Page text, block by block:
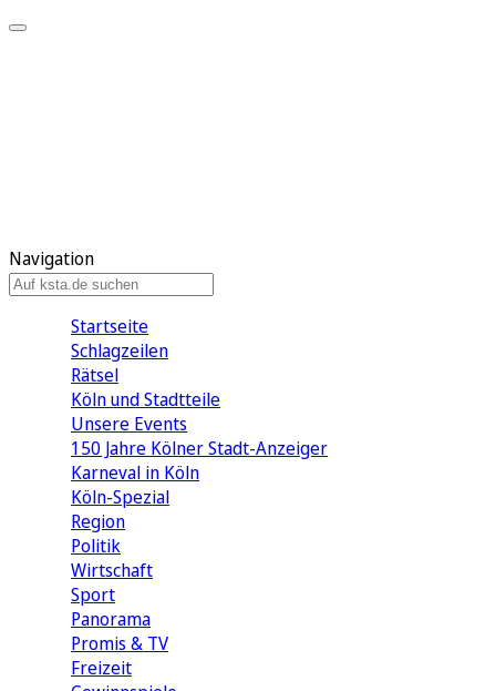
Navigation
Startseite
Schlagzeilen
Rätsel
Köln und Stadtteile
Unsere Events
150 Jahre Kölner Stadt-Anzeiger
Karneval in Köln
Köln-Spezial
Region
Politik
Wirtschaft
Sport
Panorama
Promis & TV
Freizeit